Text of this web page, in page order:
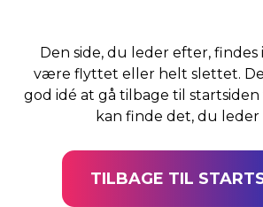
Den side, du leder efter, findes
være flyttet eller helt slettet.
god idé at gå tilbage til startsiden
kan finde det, du leder
TILBAGE TIL